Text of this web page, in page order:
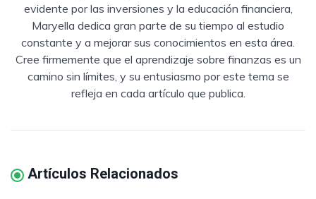
evidente por las inversiones y la educación financiera,
Maryella dedica gran parte de su tiempo al estudio
constante y a mejorar sus conocimientos en esta área.
Cree firmemente que el aprendizaje sobre finanzas es un
camino sin límites, y su entusiasmo por este tema se
refleja en cada artículo que publica.
Artículos Relacionados